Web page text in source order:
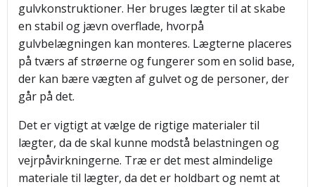
gulvkonstruktioner. Her bruges lægter til at skabe
en stabil og jævn overflade, hvorpå
gulvbelægningen kan monteres. Lægterne placeres
på tværs af strøerne og fungerer som en solid base,
der kan bære vægten af gulvet og de personer, der
går på det.
Det er vigtigt at vælge de rigtige materialer til
lægter, da de skal kunne modstå belastningen og
vejrpåvirkningerne. Træ er det mest almindelige
materiale til lægter, da det er holdbart og nemt at